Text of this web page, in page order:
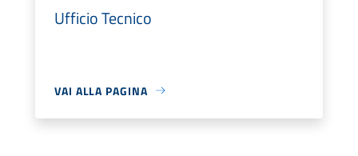
Ufficio Tecnico
VAI ALLA PAGINA